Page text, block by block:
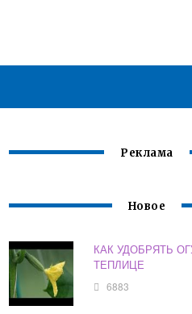
Реклама
Новое
КАК УДОБРЯТЬ
ТЕПЛИЦЕ
6883